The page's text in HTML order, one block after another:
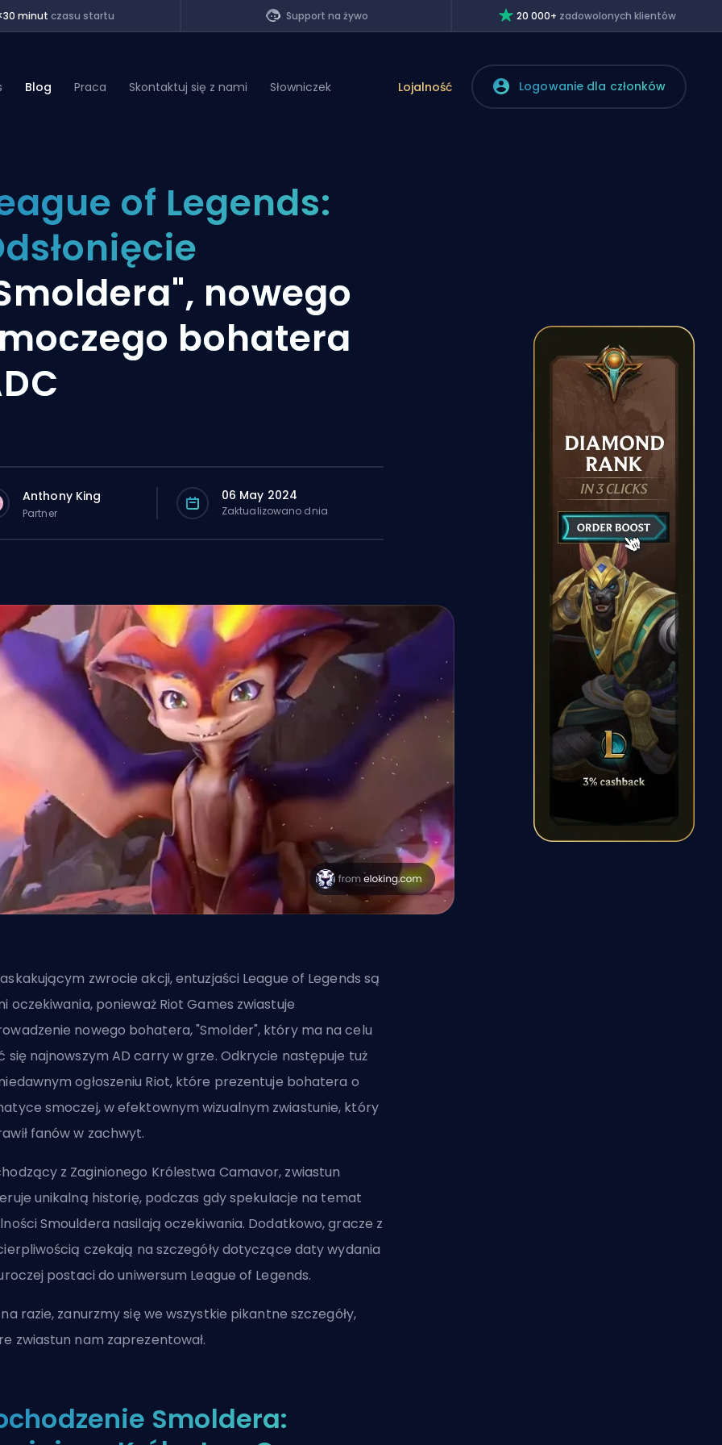
minutczasu startu Support na żywo 20 000+ zadowolonych klientów
Blog Praca Skontaktuj się z nami Słowniczek Lojalność Logowanie dla członków
of Legends:
nowego
bohatera
Anthony King
Partner
06 May 2024
Zaktualizowano dnia
zwrocie akcji, entuzjaści League of Legends są
oczekiwania, ponieważ Riot Games zwiastuje
nowego bohatera, "Smolder", który ma na celu
się najnowszym AD carryw grze. Odkrycie następuje tuż
ogłoszeniu Riot, które prezentuje bohatera o
smoczej, w efektownym wizualnym zwiastunie, który
fanów w zachwyt.
z Zaginionego Królestwa Camavor, zwiastun
unikalną historię, podczas gdy spekulacje na temat
Smouldera nasilają oczekiwania. Dodatkowo, gracze z
czekają na szczegóły dotyczące daty wydania
postaci do uniwersum League of Legends.
razie, zanurzmy się we wszystkie pikantne szczegóły,
zwiastun nam zaprezentował.
Smoldera: